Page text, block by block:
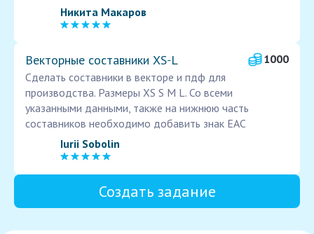
Никита Макаров
Векторные составники XS‑L
1000
Сделать составники в векторе и пдф для
производства. Размеры XS S M L. Со всеми
указанными данными, также на нижнюю часть
составников необходимо добавить знак EAC
Iurii Sobolin
Создать задание